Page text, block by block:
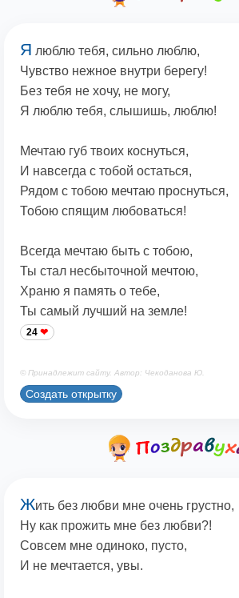
Я люблю тебя, сильно люблю,
Чувство нежное внутри берегу!
Без тебя не хочу, не могу,
Я люблю тебя, слышишь, люблю!
Мечтаю губ твоих коснуться,
И навсегда с тобой остаться,
Рядом с тобою мечтаю проснуться,
Тобою спящим любоваться!
Всегда мечтаю быть с тобою,
Ты стал несбыточной мечтою,
Храню я память о тебе,
Ты самый лучший на земле!
24
© Принадлежит сайту. Автор: Чекоданова Ю.
Создать открытку
Жить без любви мне очень грустно,
Ну как прожить мне без любви?!
Совсем мне одиноко, пусто,
И не мечтается, увы.